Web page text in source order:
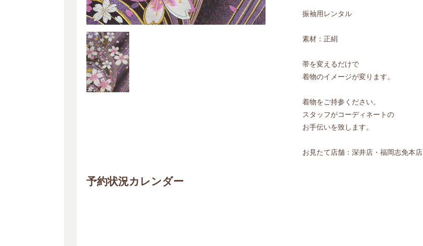
振袖用レンタル
素材：正絹
帯を変えるだけで
着物のイメージが変ります。
着物をご持参ください。
スタッフがコーディネートの
お手伝いを致します。
お見たて店舗：深井店・福岡志免本店
予約状況カレンダー